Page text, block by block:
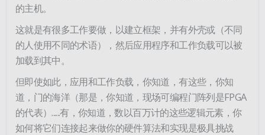
的主机。
这就是有很多工作要做，以建立框架，并有外壳或（不同
的人使用不同的术语），然后应用程序和工作负载可以被
加载到其中。
但即使如此，应用和工作负载，你知道，有这些，你知
道，门的海洋（那是，你知道，现场可编程门阵列是FPGA
的代表）......有，你知道，数以百万计的这些逻辑元素，你
如何将它们连接起来做你的硬件算法和实现是极具挑战